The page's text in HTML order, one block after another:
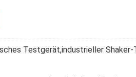
Testgerät,industrieller